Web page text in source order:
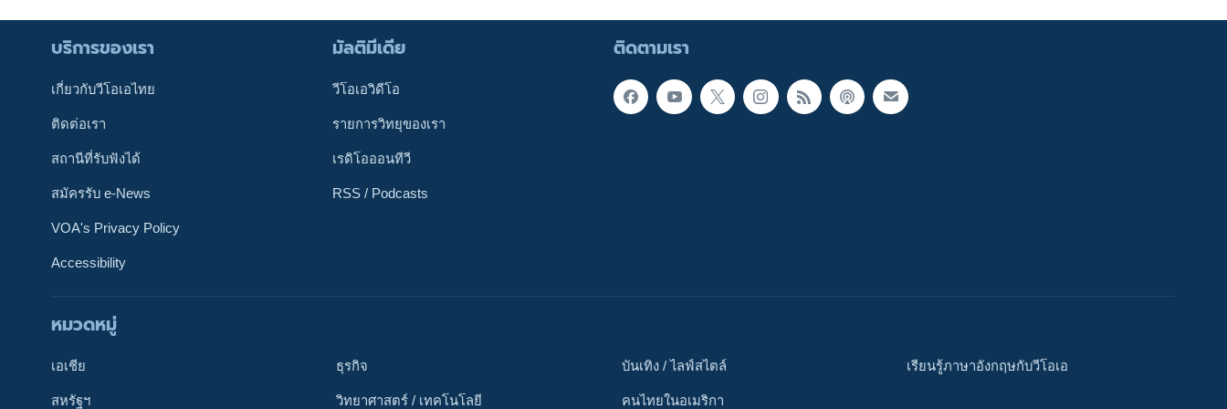
ติดตามเรา
ติดตามเรา
บริการของเรา
เกี่ยวกับวีโอเอไทย
ติดต่อเรา
สถานีที่รับฟังได้
สมัครรับ e-News
VOA's Privacy Policy
Accessibility
มัลติมีเดีย
วีโอเอวิดีโอ
รายการวิทยุของเรา
เรดิโอออนทีวี
RSS / Podcasts
หมวดหมู่
เอเชีย
สหรัฐฯ
ธุรกิจ
วิทยาศาสตร์ / เทคโนโลยี
บันเทิง / ไลฟ์สไตล์
คนไทยในอเมริกา
เรียนรู้ภาษาอังกฤษกับวีโอเอ